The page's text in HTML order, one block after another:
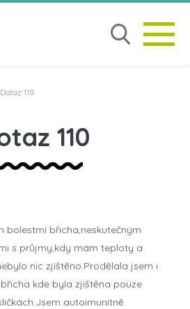
Dotaz 110
110
bolestmi břicha,neskutečným
s průjmy,kdy mám teploty a
nic zjištěno.Prodělala jsem i
kde byla zjištěna pouze
autoimunitně